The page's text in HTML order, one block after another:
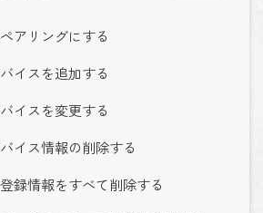
アリングにする
イスを追加する
イスを変更する
イス情報の削除する
録情報をすべて削除する